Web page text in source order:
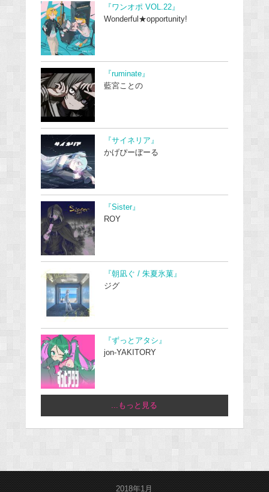
『ワンオポ VOL.22』
Wonderful★opportunity!
『ruminate』
藍宮ことの
『サイネリア』
かげぴーぼーる
『Sister』
ROY
『朝凪ぐ / 朱夏氷菓』
ジグ
『ずっとアタシ』
jon-YAKITORY
...もっと見る
2018年1月